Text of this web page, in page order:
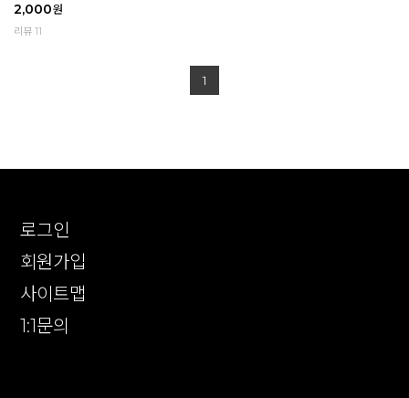
2,000원
리뷰 11
1
로그인
회원가입
사이트맵
1:1문의